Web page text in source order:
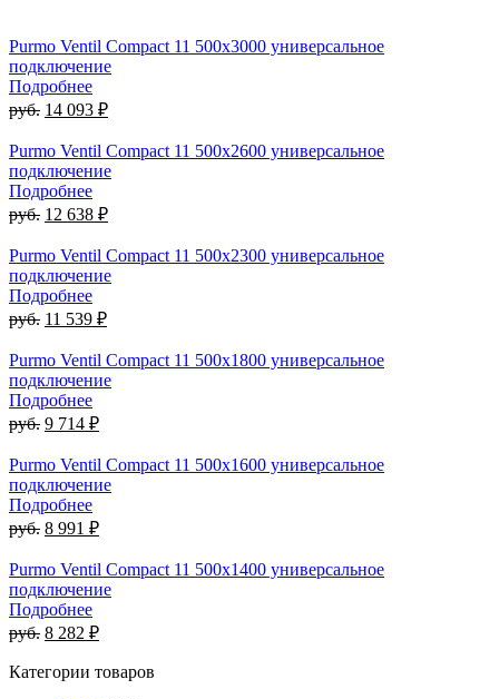
Purmo Ventil Compact 11 500х3000 универсальное
подключение
Подробнее
руб. 14 093 ₽
Purmo Ventil Compact 11 500х2600 универсальное
подключение
Подробнее
руб. 12 638 ₽
Purmo Ventil Compact 11 500х2300 универсальное
подключение
Подробнее
руб. 11 539 ₽
Purmo Ventil Compact 11 500х1800 универсальное
подключение
Подробнее
руб. 9 714 ₽
Purmo Ventil Compact 11 500х1600 универсальное
подключение
Подробнее
руб. 8 991 ₽
Purmo Ventil Compact 11 500х1400 универсальное
подключение
Подробнее
руб. 8 282 ₽
Категории товаров